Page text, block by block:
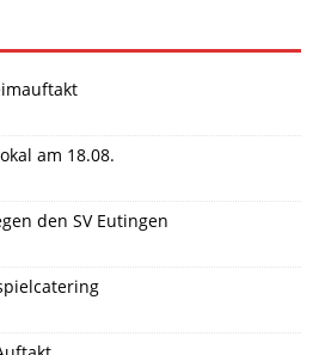
am 18.08.
den SV Eutingen